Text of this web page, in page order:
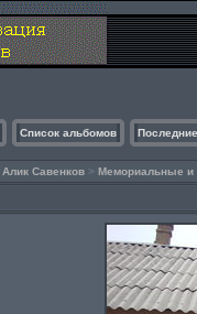
Список альбомов
Алик Савенков > Мемориальные и